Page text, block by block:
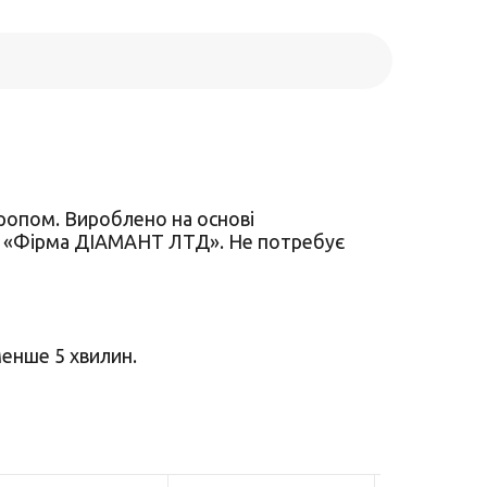
Вироблено на основі
«Фірма ДІАМАНТ ЛТД». Не потребує
5 хвилин.